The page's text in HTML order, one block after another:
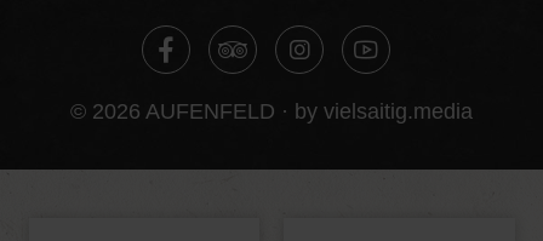
© 2026 AUFENFELD · by vielsaitig.media